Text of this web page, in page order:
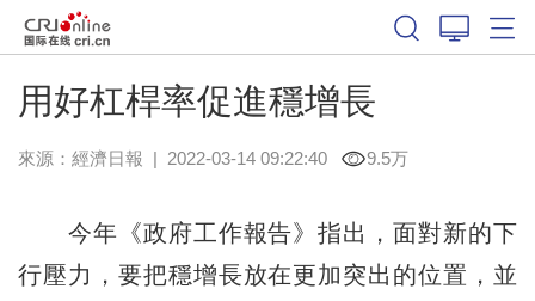
用好杠桿率促進穩增長
來源： 經濟日報 | 2022-03-14 09:22:40 9.5万
今年《政府工作報告》指出，面對新的下
行壓力，要把穩增長放在更加突出的位置，並